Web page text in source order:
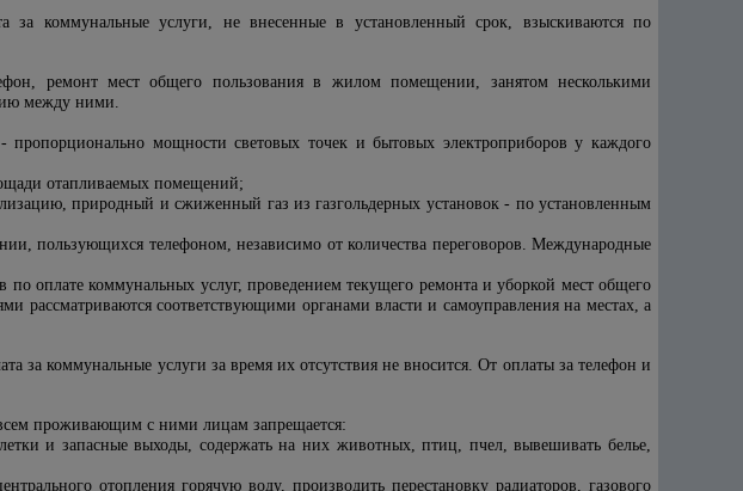
коммунальные услуги, не внесенные в установленный срок, взыскиваются по
ремонт мест общего пользования в жилом помещении, занятом несколькими
между ними.
мощности световых точек и бытовых электроприборов у каждого
отапливаемых помещений;
природный и сжиженный газ из газгольдерных установок - по установленным
пользующихся телефоном, независимо от количества переговоров. Международные
оплате коммунальных услуг, проведением текущего ремонта и уборкой мест общего
соответствующими органами власти и самоуправления на местах, а
за коммунальные услуги за время их отсутствия не вносится. От оплаты за телефон и
проживающим с ними лицам запрещается:
и запасные выходы, содержать на них животных, птиц, пчел, вывешивать белье,
отопления горячую воду, производить перестановку радиаторов, газового